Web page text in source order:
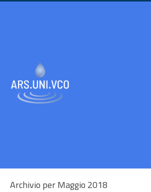
Archivio per Maggio 2018